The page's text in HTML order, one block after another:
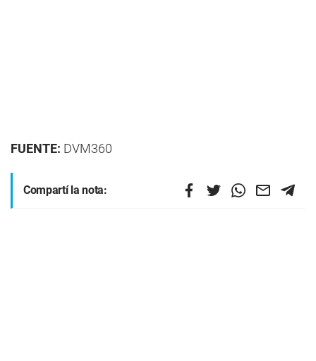
FUENTE: DVM360
Compartí la nota: